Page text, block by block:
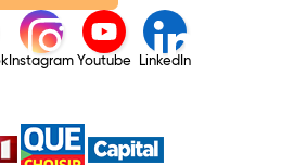
Instagram Youtube LinkedIn